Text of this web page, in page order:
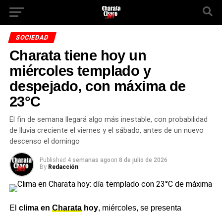
SOCIEDAD
Charata tiene hoy un
miércoles templado y
despejado, con máxima de
23°C
El fin de semana llegará algo más inestable, con probabilidad
de lluvia creciente el viernes y el sábado, antes de un nuevo
descenso el domingo
Published 4 semanas agoon 8 de julio de 2026
By Redacción
El clima en Charatahoy, miércoles, se presenta